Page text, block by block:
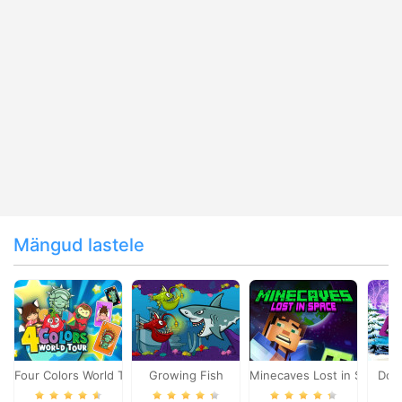
Mängud lastele
Four Colors World Tour Growing Fish Minecaves Lost in Space